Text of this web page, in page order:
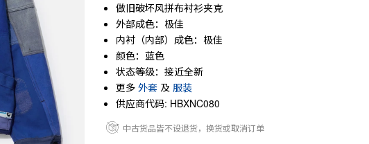
做旧破坏风拼布衬衫夹克
外部成色：极佳
内衬（内部）成色：极佳
颜色：蓝色
状态等级：接近全新
更多 外套 及 服装
供应商代码: HBXNC080
中古货品皆不设退货，换货或取消订单